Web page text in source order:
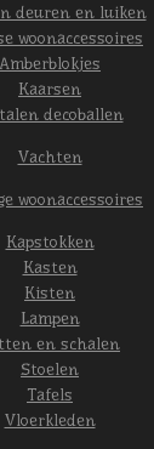
deuren en luiken
woonaccessoires
Amberblokjes
Kaarsen
decoballen
Vachten
woonaccessoires
Kapstokken
Kasten
Kisten
Lampen
en schalen
Stoelen
Tafels
Vloerkleden